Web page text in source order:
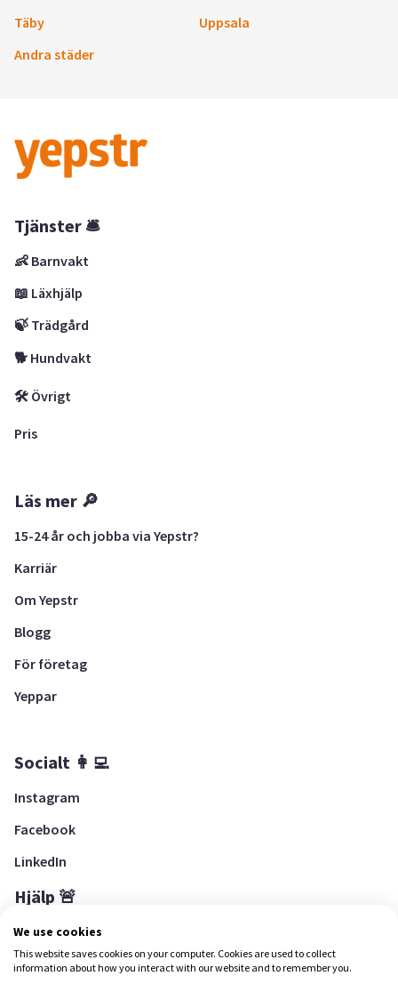
Täby
Uppsala
Andra städer
Tjänster 🛎
👶 Barnvakt
📖 Läxhjälp
🍃 Trädgård
🐕 Hundvakt
🛠 Övrigt
Pris
Läs mer 🔎
15-24 år och jobba via Yepstr?
Karriär
Om Yepstr
Blogg
För företag
Yeppar
Socialt 👩‍💻
Instagram
Facebook
LinkedIn
Hjälp 🚨
Hjälpcenter
We use cookies
This website saves cookies on your computer. Cookies are used to collect
information about how you interact with our website and to remember you.